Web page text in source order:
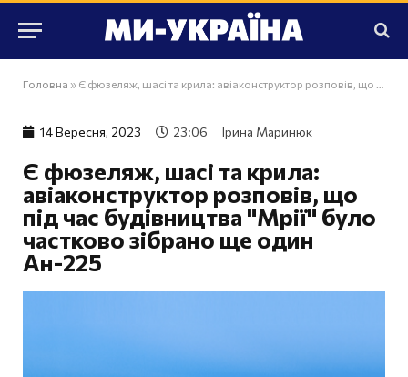
Головна » Є фюзеляж, шасі та крила: авіаконструктор розповів, що під час будівництва "Мрії" було частково зібрано ще один Ан-225
14 Вересня, 2023 23:06 Ірина Маринюк
Є фюзеляж, шасі та крила:
авіаконструктор розповів, що
під час будівництва "Мрії" було
частково зібрано ще один
Ан-225